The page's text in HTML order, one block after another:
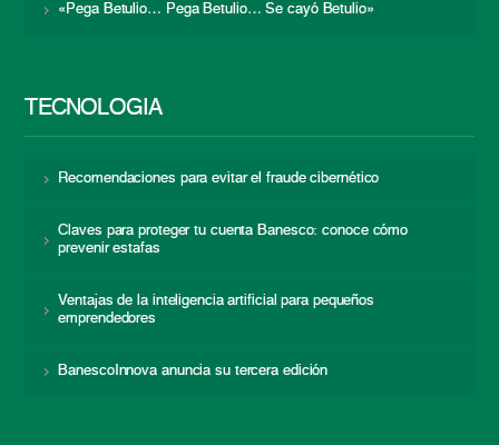
«Pega Betulio… Pega Betulio… Se cayó Betulio»
TECNOLOGÍA
Recomendaciones para evitar el fraude cibernético
Claves para proteger tu cuenta Banesco: conoce cómo
prevenir estafas
Ventajas de la inteligencia artificial para pequeños
emprendedores
BanescoInnova anuncia su tercera edición